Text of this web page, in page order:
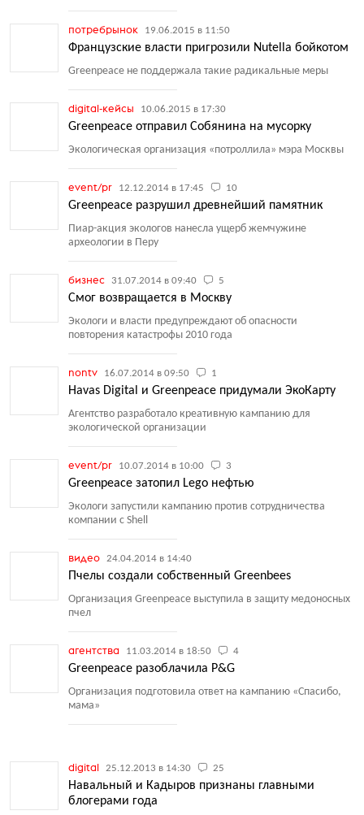
потребрынок 19.06.2015 в 11:50
Французские власти пригрозили Nutella бойкотом
Greenpeace не поддержала такие радикальные меры
digital-кейсы 10.06.2015 в 17:30
Greenpeace отправил Собянина на мусорку
Экологическая организация «потроллила» мэра Москвы
event/pr 12.12.2014 в 17:45 10
Greenpeace разрушил древнейший памятник
Пиар-акция экологов нанесла ущерб жемчужине
археологии в Перу
бизнес 31.07.2014 в 09:40 5
Смог возвращается в Москву
Экологи и власти предупреждают об опасности
повторения катастрофы 2010 года
nontv 16.07.2014 в 09:50 1
Havas Digital и Greenpeace придумали ЭкоКарту
Агентство разработало креативную кампанию для
экологической организации
event/pr 10.07.2014 в 10:00 3
Greenpeace затопил Lego нефтью
Экологи запустили кампанию против сотрудничества
компании с Shell
видео 24.04.2014 в 14:40
Пчелы создали собственный Greenbees
Организация Greenpeace выступила в защиту медоносных
пчел
агентства 11.03.2014 в 18:50 4
Greenpeace разоблачила P&G
Организация подготовила ответ на кампанию «Спасибо,
мама»
digital 25.12.2013 в 14:30 25
Навальный и Кадыров признаны главными
блогерами года